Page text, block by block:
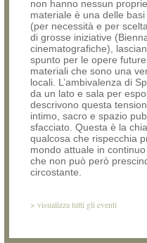
non hanno nessun
materiale è una delle
(per necessità e per
di grosse iniziative
cinematografiche),
spunto per le opere
materiali che sono una
locali. L’ambivalenza di
da un lato e sala per
descrivono questa
intimo, sacro e spazio
sfacciato. Questa è la
qualcosa che rispecchia
mondo attuale in
che non può però
circostante.
> visualizza tutti gli eventi